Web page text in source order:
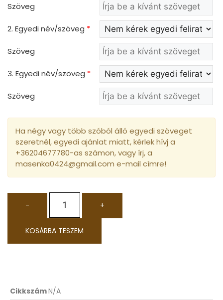
Szöveg
2. Egyedi név/szöveg *
Szöveg
3. Egyedi név/szöveg *
Szöveg
Ha négy vagy több szóból álló egyedi szöveget
szeretnél, egyedi ajánlat miatt, kérlek hívj a
+36204677780-as számon, vagy írj, a
masenka0424@gmail.com e-mail címre!
- +
KOSÁRBA TESZEM
CikkszámN/A